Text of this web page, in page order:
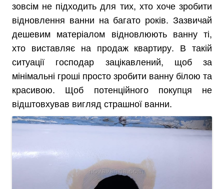
зовсім не підходить для тих, хто хоче зробити
відновлення ванни на багато років. Зазвичай
дешевим матеріалом відновлюють ванну ті,
хто виставляє на продаж квартиру. В такій
ситуації господар зацікавлений, щоб за
мінімальні гроші просто зробити ванну білою та
красивою. Щоб потенційного покупця не
відштовхував вигляд страшної ванни.